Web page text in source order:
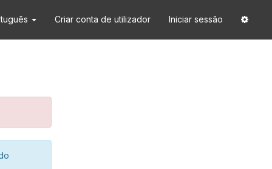
Criar conta de utilizador Iniciar sessão